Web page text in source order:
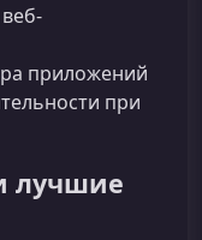
приложений
при
лучшие